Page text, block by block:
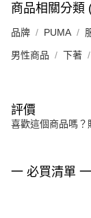
商品相關分類
品牌 PUMA
男性商品 下著
評價
喜歡這個商品嗎？
一 必買清單 一